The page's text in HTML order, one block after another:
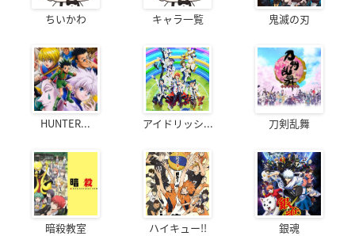
ちいかわ キャラ一覧 鬼滅の刃
HUNTER... アイドリッシ... 刀剣乱舞
暗殺教室 ハイキュー!! 銀魂